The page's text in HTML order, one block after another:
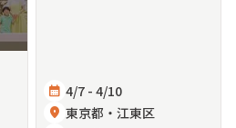
calendar_month 4/7 - 4/10
location_on 東京都・江東区